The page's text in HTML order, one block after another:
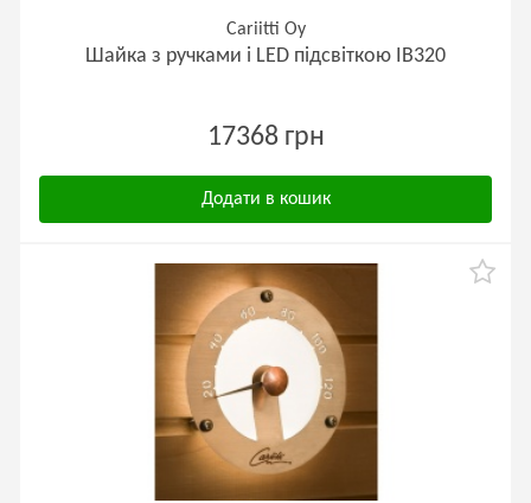
Cariitti Oy
Шайка з ручками і LED підсвіткою IB320
17368 грн
Додати в кошик